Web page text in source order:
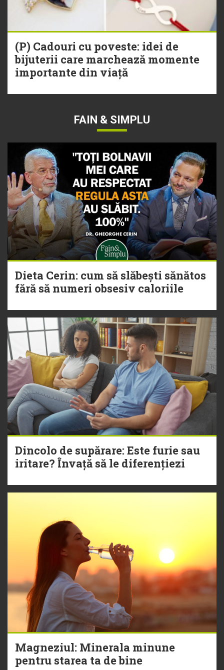
(P) Cadouri cu poveste: idei de
bijuterii care marchează momente
importante din viață
FAIN & SIMPLU
Dieta Cerin: cum să slăbești sănătos
fără să numeri obsesiv caloriile
Dincolo de supărare: Este furie sau
iritare? Învață să le diferențiezi
Magneziul: Minerala minune
pentru starea ta de bine